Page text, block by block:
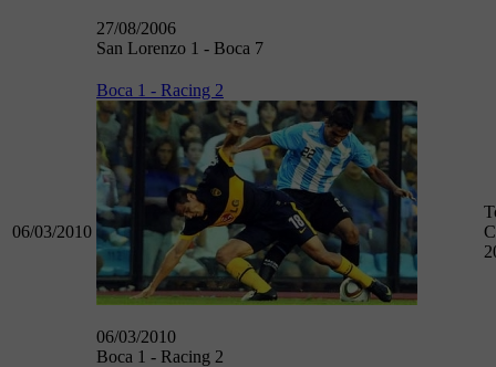
27/08/2006
San Lorenzo 1 - Boca 7
06/03/2010
Boca 1 - Racing 2
06/03/2010
Boca 1 - Racing 2